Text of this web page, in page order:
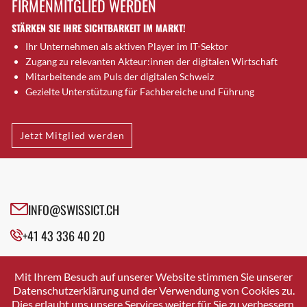
Brugg AG
Brütten
Bubendorf
Bubikon
Buchs (SG)
Bäretswil
Bülach
Cazis
Crissier
Davos Platz
Dierikon
Dietikon
FIRMENMITGLIED WERDEN
STÄRKEN SIE IHRE SICHTBARKEIT IM MARKT!
Ihr Unternehmen als aktiven Player im IT-Sektor
Zugang zu relevanten Akteur:innen der digitalen Wirtschaft
Mitarbeitende am Puls der digitalen Schweiz
Gezielte Unterstützung für Fachbereiche und Führung
Jetzt Mitglied werden
INFO@SWISSICT.CH
+41 43 336 40 20
SWISSICT
VULKANSTRASSE 120
8048 ZURICH
Mit Ihrem Besuch auf unserer Website stimmen Sie unserer
Datenschutzerklärung und der Verwendung von Cookies zu.
Dies erlaubt uns unsere Services weiter für Sie zu verbessern.